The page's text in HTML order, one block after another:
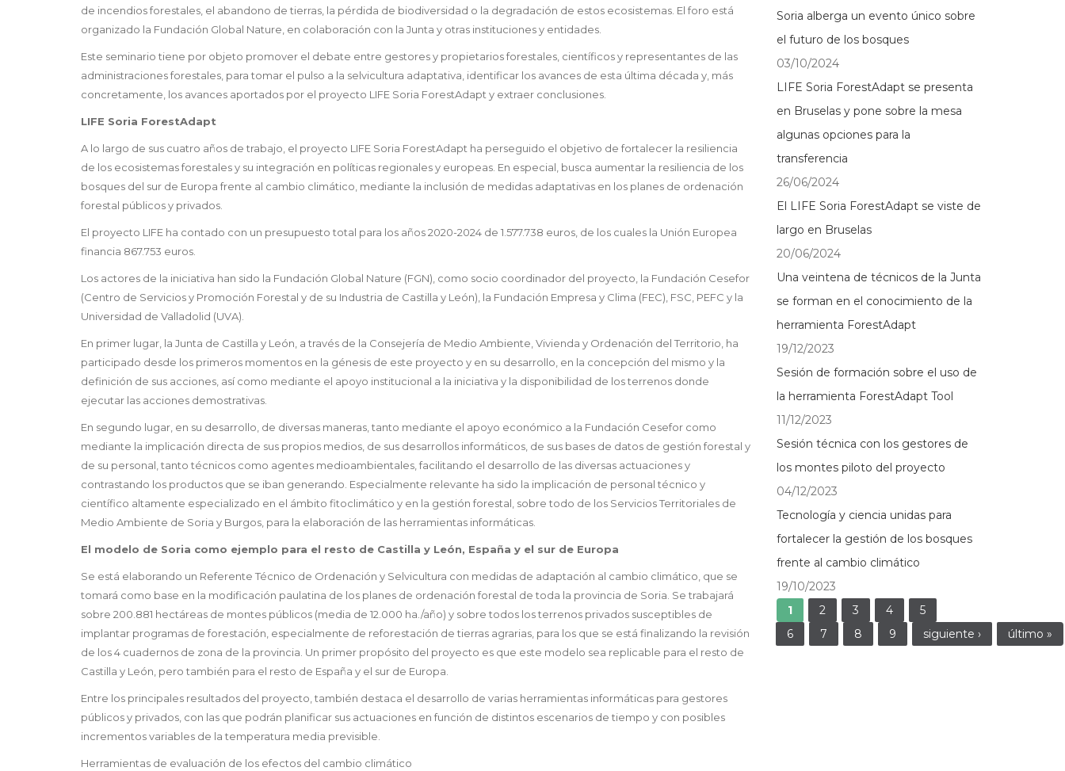
de incendios forestales, el abandono de tierras, la pérdida de biodiversidad o la degradación de estos ecosistemas. El foro está
organizado la Fundación Global Nature, en colaboración con la Junta y otras instituciones y entidades.
Este seminario tiene por objeto promover el debate entre gestores y propietarios forestales, científicos y representantes de las
administraciones forestales, para tomar el pulso a la selvicultura adaptativa, identificar los avances de esta última década y, más
concretamente, los avances aportados por el proyecto LIFE Soria ForestAdapt y extraer conclusiones.
LIFE Soria ForestAdapt
A lo largo de sus cuatro años de trabajo, el proyecto LIFE Soria ForestAdapt ha perseguido el objetivo de fortalecer la resiliencia
de los ecosistemas forestales y su integración en políticas regionales y europeas. En especial, busca aumentar la resiliencia de los
bosques del sur de Europa frente al cambio climático, mediante la inclusión de medidas adaptativas en los planes de ordenación
forestal públicos y privados.
El proyecto LIFE ha contado con un presupuesto total para los años 2020-2024 de 1.577.738 euros, de los cuales la Unión Europea
financia 867.753 euros.
Los actores de la iniciativa han sido la Fundación Global Nature (FGN), como socio coordinador del proyecto, la Fundación Cesefor
(Centro de Servicios y Promoción Forestal y de su Industria de Castilla y León), la Fundación Empresa y Clima (FEC), FSC, PEFC y la
Universidad de Valladolid (UVA).
En primer lugar, la Junta de Castilla y León, a través de la Consejería de Medio Ambiente, Vivienda y Ordenación del Territorio, ha
participado desde los primeros momentos en la génesis de este proyecto y en su desarrollo, en la concepción del mismo y la
definición de sus acciones, así como mediante el apoyo institucional a la iniciativa y la disponibilidad de los terrenos donde
ejecutar las acciones demostrativas.
En segundo lugar, en su desarrollo, de diversas maneras, tanto mediante el apoyo económico a la Fundación Cesefor como
mediante la implicación directa de sus propios medios, de sus desarrollos informáticos, de sus bases de datos de gestión forestal y
de su personal, tanto técnicos como agentes medioambientales, facilitando el desarrollo de las diversas actuaciones y
contrastando los productos que se iban generando. Especialmente relevante ha sido la implicación de personal técnico y
científico altamente especializado en el ámbito fitoclimático y en la gestión forestal, sobre todo de los Servicios Territoriales de
Medio Ambiente de Soria y Burgos, para la elaboración de las herramientas informáticas.
El modelo de Soria como ejemplo para el resto de Castilla y León, España y el sur de Europa
Se está elaborando un Referente Técnico de Ordenación y Selvicultura con medidas de adaptación al cambio climático, que se
tomará como base en la modificación paulatina de los planes de ordenación forestal de toda la provincia de Soria. Se trabajará
sobre 200.881 hectáreas de montes públicos (media de 12.000 ha./año) y sobre todos los terrenos privados susceptibles de
implantar programas de forestación, especialmente de reforestación de tierras agrarias, para los que se está finalizando la revisión
de los 4 cuadernos de zona de la provincia. Un primer propósito del proyecto es que este modelo sea replicable para el resto de
Castilla y León, pero también para el resto de España y el sur de Europa.
Entre los principales resultados del proyecto, también destaca el desarrollo de varias herramientas informáticas para gestores
públicos y privados, con las que podrán planificar sus actuaciones en función de distintos escenarios de tiempo y con posibles
incrementos variables de la temperatura media previsible.
Herramientas de evaluación de los efectos del cambio climático
Soria alberga un evento único sobre
el futuro de los bosques
03/10/2024
LIFE Soria ForestAdapt se presenta
en Bruselas y pone sobre la mesa
algunas opciones para la
transferencia
26/06/2024
El LIFE Soria ForestAdapt se viste de
largo en Bruselas
20/06/2024
Una veintena de técnicos de la Junta
se forman en el conocimiento de la
herramienta ForestAdapt
19/12/2023
Sesión de formación sobre el uso de
la herramienta ForestAdapt Tool
11/12/2023
Sesión técnica con los gestores de
los montes piloto del proyecto
04/12/2023
Tecnología y ciencia unidas para
fortalecer la gestión de los bosques
frente al cambio climático
19/10/2023
Páginas
1 2 3 4
5
6
7 8 9 siguiente › último »